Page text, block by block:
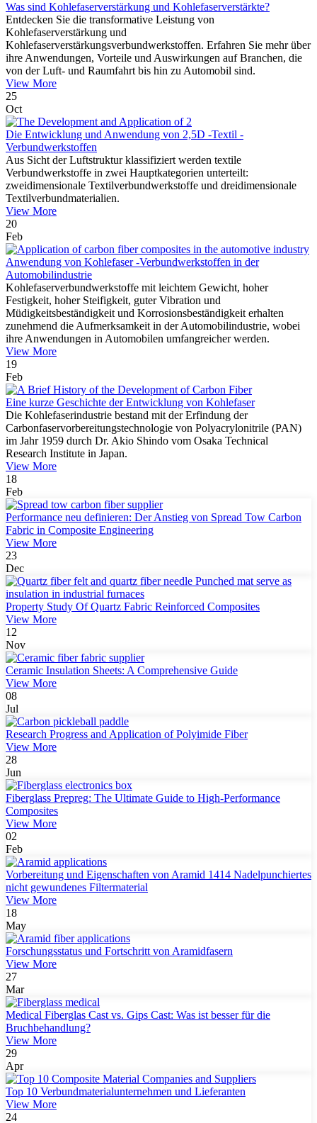
Was sind Kohlefaserverstärkung und Kohlefaserverstärkte?
Entdecken Sie die transformative Leistung von
Kohlefaserverstärkung und
Kohlefaserverstärkungsverbundwerkstoffen. Erfahren Sie mehr über
ihre Anwendungen, Vorteile und Auswirkungen auf Branchen, die
von der Luft- und Raumfahrt bis hin zu Automobil sind.
View More
25
Oct
Die Entwicklung und Anwendung von 2,5D -Textil -
Verbundwerkstoffen
Aus Sicht der Luftstruktur klassifiziert werden textile
Verbundwerkstoffe in zwei Hauptkategorien unterteilt:
zweidimensionale Textilverbundwerkstoffe und dreidimensionale
Textilverbundmaterialien.
View More
20
Feb
Anwendung von Kohlefaser -Verbundwerkstoffen in der
Automobilindustrie
Kohlefaserverbundwerkstoffe mit leichtem Gewicht, hoher
Festigkeit, hoher Steifigkeit, guter Vibration und
Müdigkeitsbeständigkeit und Korrosionsbeständigkeit erhalten
zunehmend die Aufmerksamkeit in der Automobilindustrie, wobei
ihre Anwendungen in Automobilen umfangreicher werden.
View More
19
Feb
Eine kurze Geschichte der Entwicklung von Kohlefaser
Die Kohlefaserindustrie bestand mit der Erfindung der
Carbonfaservorbereitungstechnologie von Polyacrylonitrile (PAN)
im Jahr 1959 durch Dr. Akio Shindo vom Osaka Technical
Research Institute in Japan.
View More
18
Feb
Performance neu definieren: Der Anstieg von Spread Tow Carbon
Fabric in Composite Engineering
View More
23
Dec
Property Study Of Quartz Fabric Reinforced Composites
View More
12
Nov
Ceramic Insulation Sheets: A Comprehensive Guide
View More
08
Jul
Research Progress and Application of Polyimide Fiber
View More
28
Jun
Fiberglass Prepreg: The Ultimate Guide to High-Performance
Composites
View More
02
Feb
Vorbereitung und Eigenschaften von Aramid 1414 Nadelpunchiertes
nicht gewundenes Filtermaterial
View More
18
May
Forschungsstatus und Fortschritt von Aramidfasern
View More
27
Mar
Medical Fiberglas Cast vs. Gips Cast: Was ist besser für die
Bruchbehandlung?
View More
29
Apr
Top 10 Verbundmaterialunternehmen und Lieferanten
View More
24